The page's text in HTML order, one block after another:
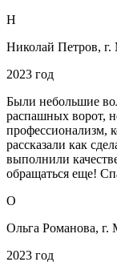
Н
Николай Петров, г.
2023 год
Были небольшие
распашных ворот,
профессионализм,
рассказали как
выполнили
обращаться еще!
О
Ольга Романова, г.
2023 год